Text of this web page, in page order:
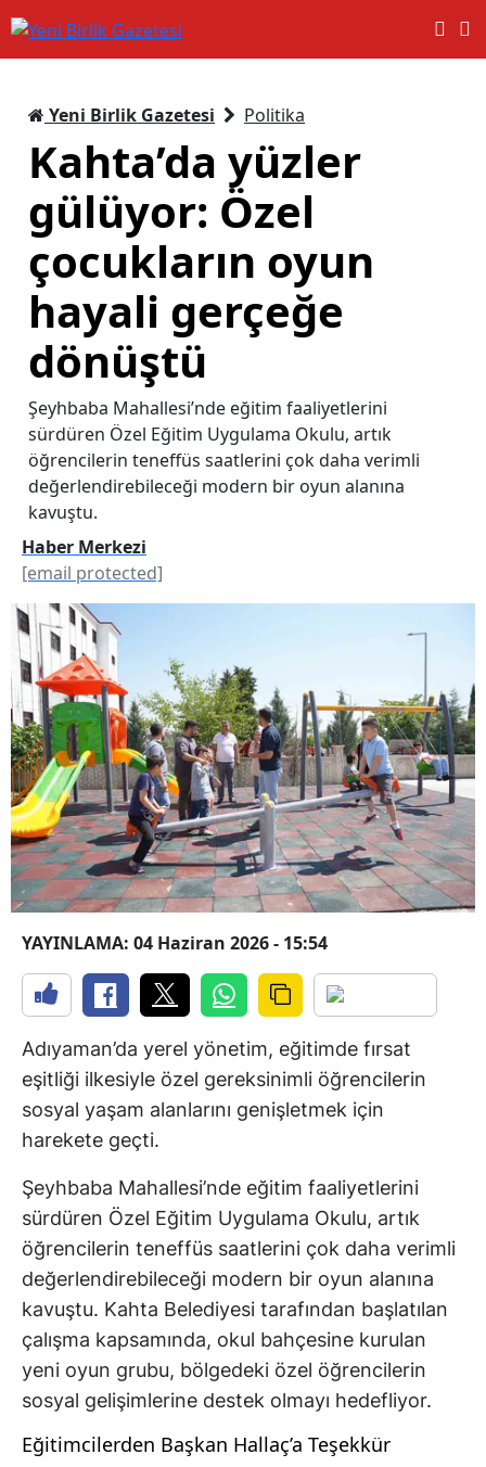
Yeni Birlik Gazetesi Politika
Kahta’da yüzler
gülüyor: Özel
çocukların oyun
hayali gerçeğe
dönüştü
Şeyhbaba Mahallesi’nde eğitim faaliyetlerini
sürdüren Özel Eğitim Uygulama Okulu, artık
öğrencilerin teneffüs saatlerini çok daha verimli
değerlendirebileceği modern bir oyun alanına
kavuştu.
Haber Merkezi
[email protected]
YAYINLAMA: 04 Haziran 2026 - 15:54
Adıyaman’da yerel yönetim, eğitimde fırsat
eşitliği ilkesiyle özel gereksinimli öğrencilerin
sosyal yaşam alanlarını genişletmek için
harekete geçti.
Şeyhbaba Mahallesi’nde eğitim faaliyetlerini
sürdüren Özel Eğitim Uygulama Okulu, artık
öğrencilerin teneffüs saatlerini çok daha verimli
değerlendirebileceği modern bir oyun alanına
kavuştu. Kahta Belediyesi tarafından başlatılan
çalışma kapsamında, okul bahçesine kurulan
yeni oyun grubu, bölgedeki özel öğrencilerin
sosyal gelişimlerine destek olmayı hedefliyor.
Eğitimcilerden Başkan Hallaç’a Teşekkür